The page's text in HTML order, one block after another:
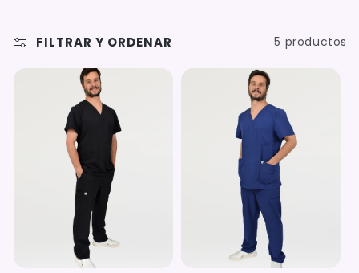
FILTRAR Y ORDENAR 5 productos